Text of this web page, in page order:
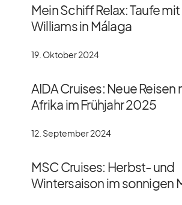
Mein Schiff Relax: Taufe
Williams in Málaga
19. Oktober 2024
AIDA Cruises: Neue Reisen
Afrika im Frühjahr 2025
12. September 2024
MSC Cruises: Herbst- und
Wintersaison im sonnigen